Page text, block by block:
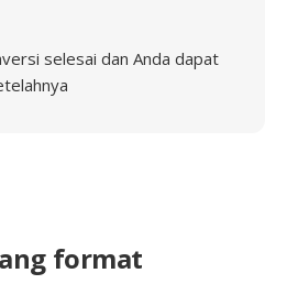
selesai dan Anda dapat
format